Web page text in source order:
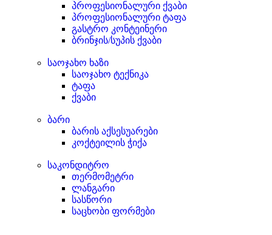
პროფესიონალური ქვაბი
პროფესიონალური ტაფა
გასტრო კონტეინერი
ბრინჯის/სუპის ქვაბი
საოჯახო ხაზი
საოჯახო ტექნიკა
ტაფა
ქვაბი
ბარი
ბარის აქსესუარები
კოქტეილის ჭიქა
საკონდიტრო
თერმომეტრი
ლანგარი
სასწორი
საცხობი ფორმები